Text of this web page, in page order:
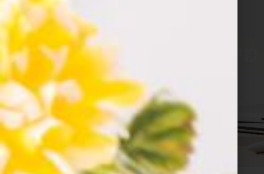
תחזוקת אפליקציה